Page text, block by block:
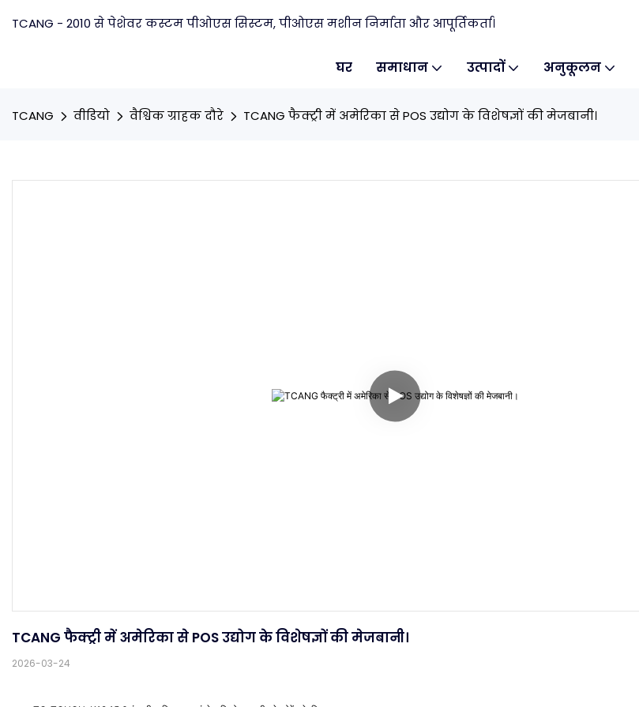
TCANG - 2010 से पेशेवर कस्टम पीओएस सिस्टम, पीओएस मशीन निर्माता और आपूर्तिकर्ता।
घर समाधान उत्पादों अनुकूलन
TCANG वीडियो वैश्विक ग्राहक दौरे TCANG फैक्ट्री में अमेरिका से POS उद्योग के विशेषज्ञों की मेजबानी।
TCANG फैक्ट्री में अमेरिका से POS उद्योग के विशेषज्ञों की मेजबानी।
2026-03-24